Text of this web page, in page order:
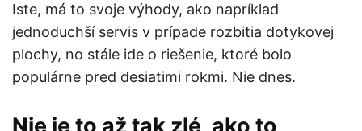
Iste, má to svoje výhody, ako napríklad
jednoduchší servis v prípade rozbitia dotykovej
plochy, no stále ide o riešenie, ktoré bolo
populárne pred desiatimi rokmi. Nie dnes.